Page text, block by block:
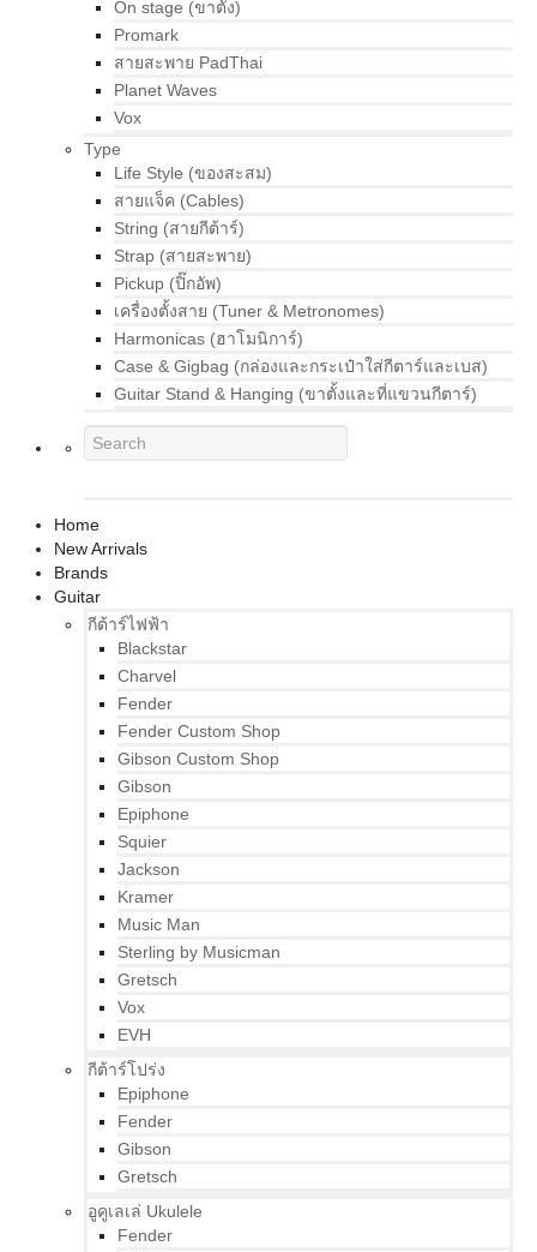
On stage (ขาตั้ง)
Promark
สายสะพาย PadThai
Planet Waves
Vox
Type
Life Style (ของสะสม)
สายแจ็ค (Cables)
String (สายกีต้าร์)
Strap (สายสะพาย)
Pickup (ปิ๊กอัพ)
เครื่องตั้งสาย (Tuner & Metronomes)
Harmonicas (ฮาโมนิการ์)
Case & Gigbag (กล่องและกระเป๋าใส่กีตาร์และเบส)
Guitar Stand & Hanging (ขาตั้งและที่แขวนกีตาร์)
Home
New Arrivals
Brands
Guitar
กีต้าร์ไฟฟ้า
Blackstar
Charvel
Fender
Fender Custom Shop
Gibson Custom Shop
Gibson
Epiphone
Squier
Jackson
Kramer
Music Man
Sterling by Musicman
Gretsch
Vox
EVH
กีต้าร์โปร่ง
Epiphone
Fender
Gibson
Gretsch
อูคูเลเล่ Ukulele
Fender